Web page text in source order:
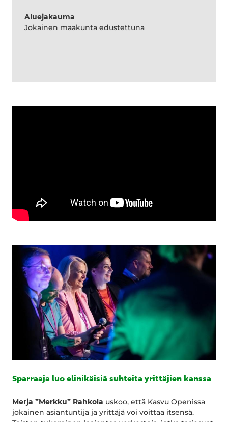
Aluejakauma
Jokainen maakunta edustettuna
Sparraaja luo elinikäisiä suhteita yrittäjien kanssa
Merja ”Merkku” Rahkola uskoo, että Kasvu Openissa
jokainen asiantuntija ja yrittäjä voi voittaa itsensä.